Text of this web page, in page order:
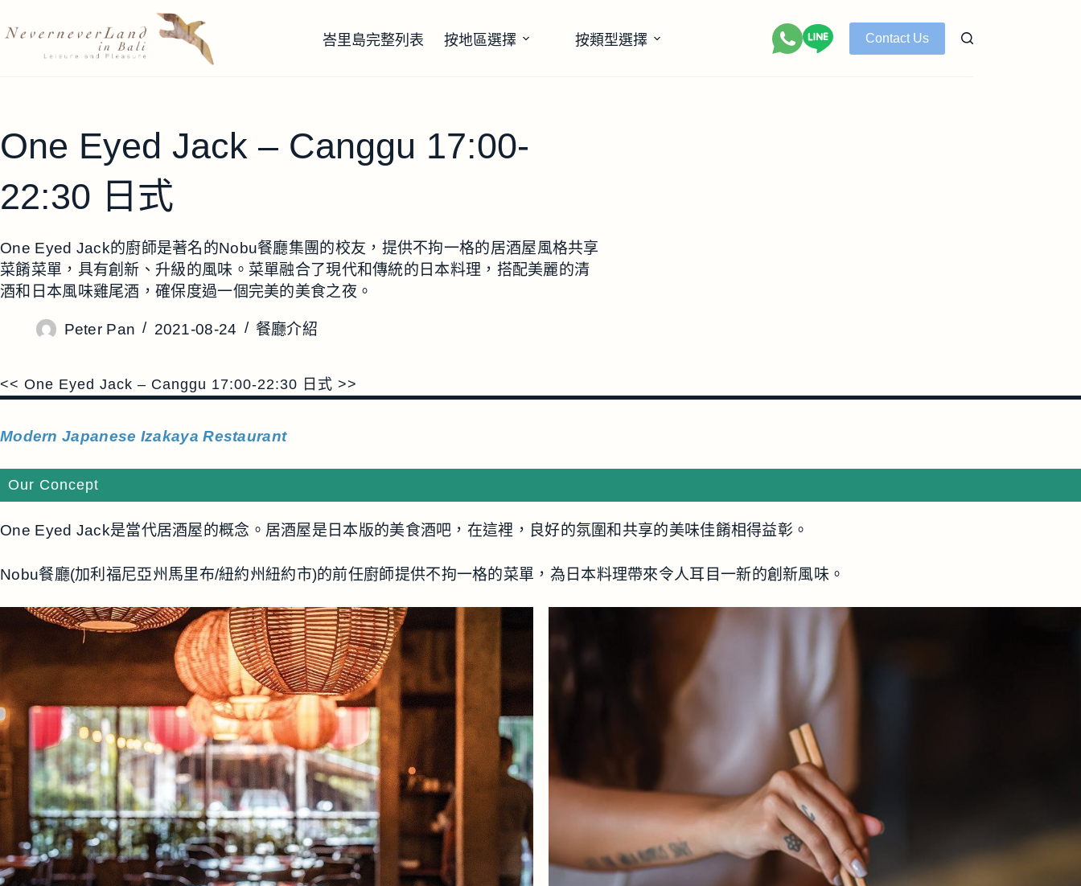
至
峇里島完整列表 按地區選擇 按類型選擇 Contact Us
One Eyed Jack – Canggu 17:00-
22:30 日式
One Eyed Jack的廚師是著名的Nobu餐廳集團的校友，提供不拘一格的居酒屋風格共享
菜餚菜單，具有創新、升級的風味。菜單融合了現代和傳統的日本料理，搭配美麗的清
酒和日本風味雞尾酒，確保度過一個完美的美食之夜。
Peter Pan 2021-08-24 餐廳介紹
<< One Eyed Jack – Canggu 17:00-22:30 日式 >>
Modern Japanese Izakaya Restaurant
Our Concept
One Eyed Jack是當代居酒屋的概念。居酒屋是日本版的美食酒吧，在這裡，良好的氛圍和共享的美味佳餚相得益彰。
Nobu餐廳(加利福尼亞州馬里布/紐約州紐約市)的前任廚師提供不拘一格的菜單，為日本料理帶來令人耳目一新的創新風味。